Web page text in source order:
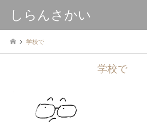
しらんさかい
学校で
学校で